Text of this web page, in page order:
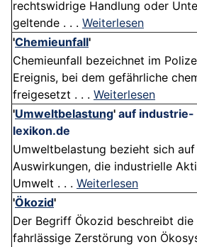
rechtswidrige Handlung oder
geltende . . . Weiterlesen
'Chemieunfall'
Chemieunfall bezeichnet im
Ereignis, bei dem gefährliche
freigesetzt . . . Weiterlesen
'Umweltbelastung' auf industrie-
lexikon.de
Umweltbelastung bezieht sich
Auswirkungen, die industrielle
Umwelt . . . Weiterlesen
'Ökozid'
Der Begriff Ökozid beschreibt
fahrlässige Zerstörung von